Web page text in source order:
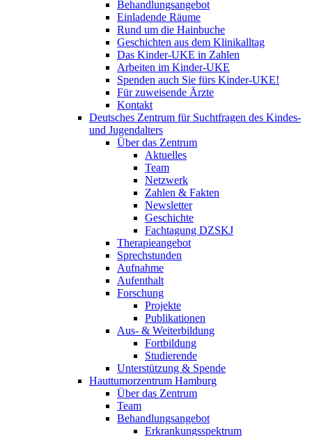
Behandlungsangebot
Einladende Räume
Rund um die Hainbuche
Geschichten aus dem Klinikalltag
Das Kinder-UKE in Zahlen
Arbeiten im Kinder-UKE
Spenden auch Sie fürs Kinder-UKE!
Für zuweisende Ärzte
Kontakt
Deutsches Zentrum für Suchtfragen des Kindes-
und Jugendalters
Über das Zentrum
Aktuelles
Team
Netzwerk
Zahlen & Fakten
Newsletter
Geschichte
Fachtagung DZSKJ
Therapieangebot
Sprechstunden
Aufnahme
Aufenthalt
Forschung
Projekte
Publikationen
Aus- & Weiterbildung
Fortbildung
Studierende
Unterstützung & Spende
Hauttumorzentrum Hamburg
Über das Zentrum
Team
Behandlungsangebot
Erkrankungsspektrum